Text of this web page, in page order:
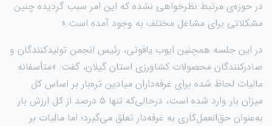
در حوزه‌ی مرتبط نظرخواهی نشده که این امر سبب گردیده چنین
مشکلاتی برای مشاغل مختلف به وجود آمده است.»
در این جلسه همچنین ایوب یاقوتی، رئیس انجمن تولیدکنندگان و
صادرکنندگان محصولات کشاورزی استان گیلان، گفت: «متأسفانه
مالیات لحاظ شده برای غرفه‌داران میادین تره‌بار بر اساس کل
میزان بار وارد شده است، درحالی‌که تنها ۵ درصد از کل ارزش بار
به‌عنوان حق‌العمل‌کاری به غرفه‌دار تعلق می‌گیرد؛ اما مالیات بر